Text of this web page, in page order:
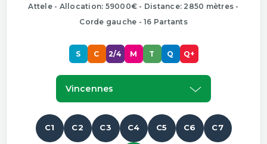
Attele - Allocation: 59000€ - Distance: 2850 mètres -
Corde gauche - 16 Partants
S C 2/4 M T Q Q+
Vincennes
C1 C2 C3 C4 C5 C6 C7